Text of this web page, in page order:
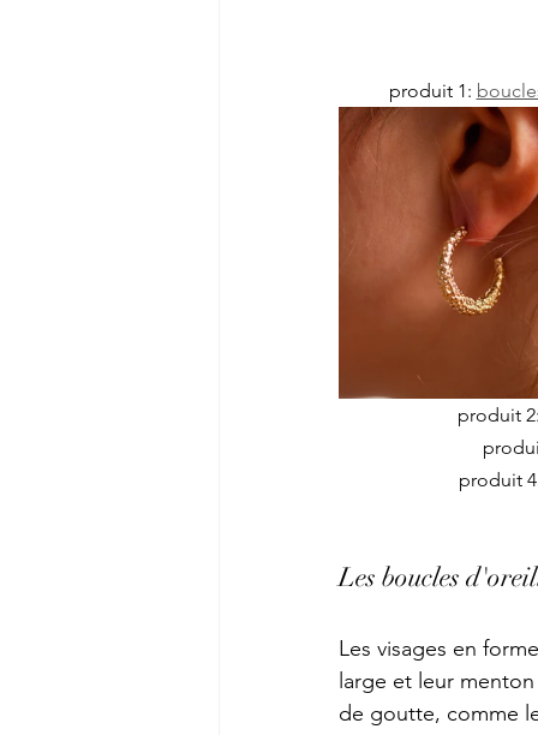
produit 1:
produit
produit
Les boucles
Les visages en
large et leur
de goutte, comme